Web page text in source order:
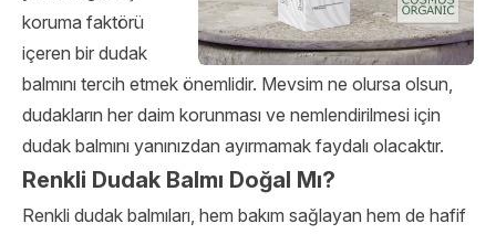
koruma faktörü
içeren bir dudak
balmını tercih etmek önemlidir. Mevsim ne olursa olsun,
dudakların her daim korunması ve nemlendirilmesi için
dudak balmını yanınızdan ayırmamak faydalı olacaktır.
Renkli Dudak Balmı Doğal Mı?
Renkli dudak balmıları, hem bakım sağlayan hem de hafif